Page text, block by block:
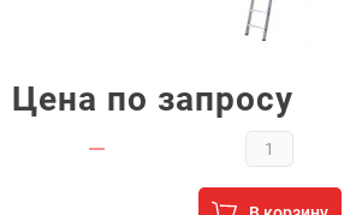
Цена по запросу